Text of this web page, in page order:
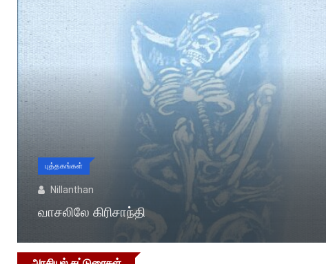
புத்தகங்கள்
Nillanthan
வாசலிலே கிரிசாந்தி